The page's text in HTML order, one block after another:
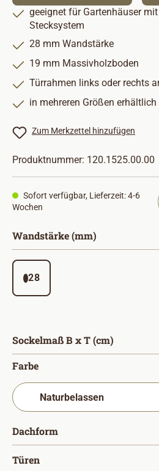
geeignet für Gartenhäuser
Stecksystem
28 mm Wandstärke
19 mm Massivholzboden
Türrahmen links oder rechts
in mehreren Größen erhältlich
Zum Merkzettel hinzufügen
Produktnummer: 120.1525.00.00
Sofort verfügbar, Lieferzeit: 4-6
Wochen
Wandstärke (mm)
28
Sockelmaß B x T (cm)
Farbeauswählen
Dachform
Türen